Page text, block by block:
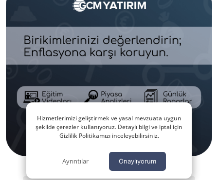
Hizmetlerimizi geliştirmek ve yasal mevzuata uygun
şekilde çerezler kullanıyoruz. Detaylı bilgi ve iptal için
Gizlilik Politikamızı inceleyebilirsiniz.
Ayrıntılar Onaylıyorum